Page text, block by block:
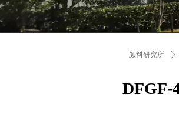
颜料研究所 ꄲ
DFGF-